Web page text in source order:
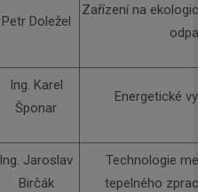
Petr Doležel
Zařízení na
Ing. Karel
Šponar
Energetické
Ing. Jaroslav
Birčák
Technologie
tepelného